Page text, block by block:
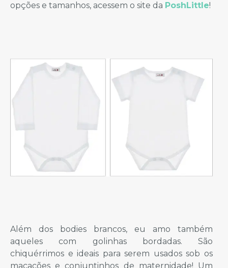
opções e tamanhos, acessem o site da PoshLittle!
Além dos bodies brancos, eu amo também
aqueles com golinhas bordadas. São
chiquérrimos e ideais para serem usados sob os
macacões e conjuntinhos de maternidade! Um